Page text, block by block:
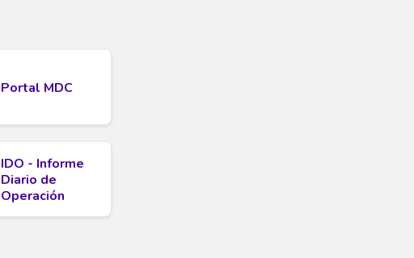
Portal MDC
IDO - Informe
Diario de
Operación